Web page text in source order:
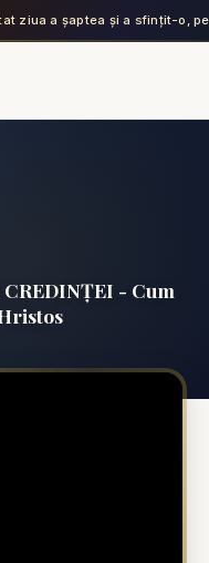
ziua a șaptea și a sfințit-o,
- Cum